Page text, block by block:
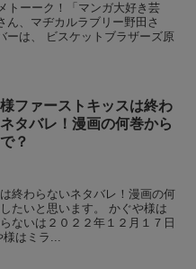
トーーク！「マンガ大好き芸
ん、マヂカルラブリー野田さ
ーは、 ビスケットブラザーズ原
ファーストキッスは終わ
タバレ！漫画の何巻から
？
終わらないネタバレ！漫画の何
たいと思います。 かぐや様は
ないは２０２２年１２月１７日
はミラ...